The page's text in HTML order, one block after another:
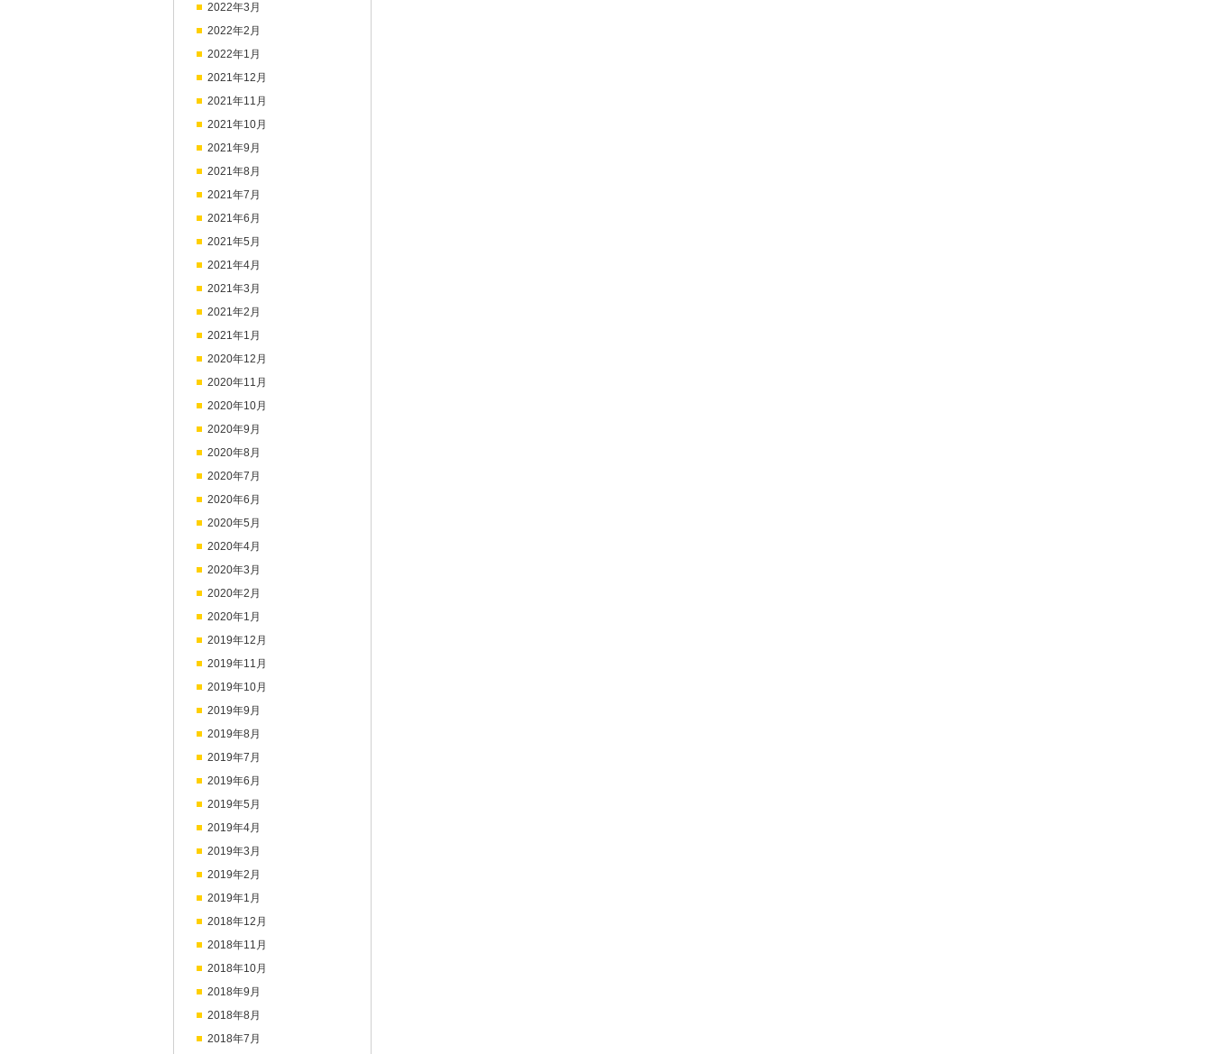
2022年3月
2022年2月
2022年1月
2021年12月
2021年11月
2021年10月
2021年9月
2021年8月
2021年7月
2021年6月
2021年5月
2021年4月
2021年3月
2021年2月
2021年1月
2020年12月
2020年11月
2020年10月
2020年9月
2020年8月
2020年7月
2020年6月
2020年5月
2020年4月
2020年3月
2020年2月
2020年1月
2019年12月
2019年11月
2019年10月
2019年9月
2019年8月
2019年7月
2019年6月
2019年5月
2019年4月
2019年3月
2019年2月
2019年1月
2018年12月
2018年11月
2018年10月
2018年9月
2018年8月
2018年7月